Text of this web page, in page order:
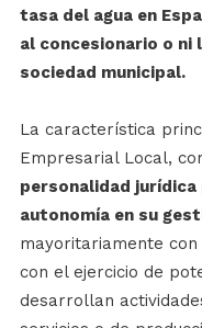
tasa del agua en
al concesionario o ni
sociedad municipal.
La característica
Empresarial Local,
personalidad
autonomía en su
mayoritariamente
con el ejercicio de
desarrollan